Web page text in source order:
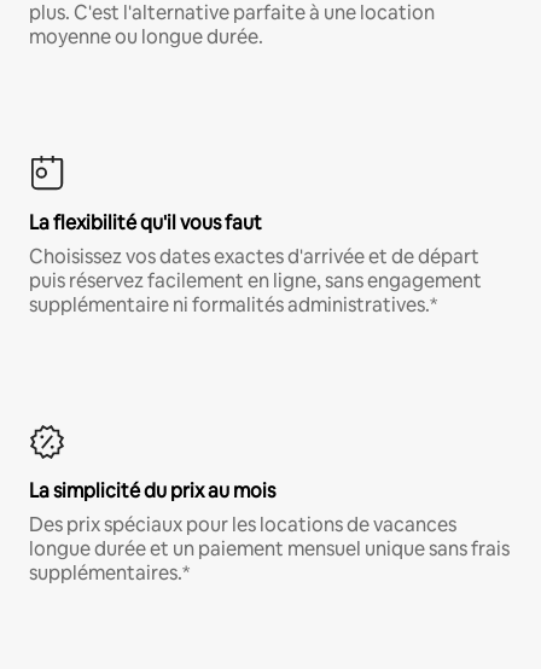
plus. C'est l'alternative parfaite à une location
moyenne ou longue durée.
La flexibilité qu'il vous faut
Choisissez vos dates exactes d'arrivée et de départ
puis réservez facilement en ligne, sans engagement
supplémentaire ni formalités administratives.*
La simplicité du prix au mois
Des prix spéciaux pour les locations de vacances
longue durée et un paiement mensuel unique sans frais
supplémentaires.*